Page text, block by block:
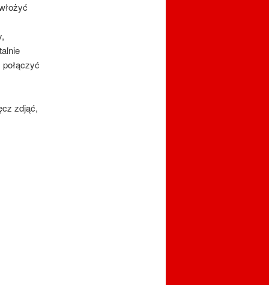
zdjąć,